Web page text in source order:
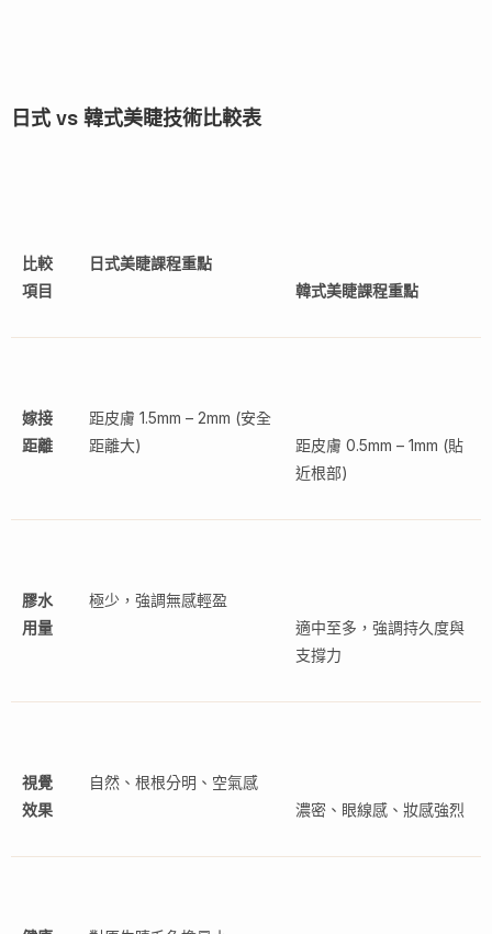
日式 vs 韓式美睫技術比較表
比較
項目
日式美睫課程重點
韓式美睫課程重點
嫁接
距離
距皮膚 1.5mm – 2mm (安全
距離大)
距皮膚 0.5mm – 1mm (貼
近根部)
膠水
用量
極少，強調無感輕盈
適中至多，強調持久度與
支撐力
視覺
效果
自然、根根分明、空氣感
濃密、眼線感、妝感強烈